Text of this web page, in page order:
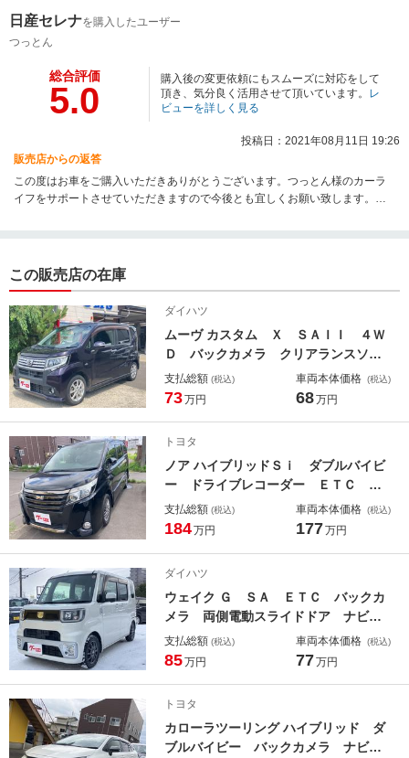
日産セレナを購入したユーザー
つっとん
総合評価
5.0
購入後の変更依頼にもスムーズに対応をして
頂き、気分良く活用させて頂いています。 レ
ビューを詳しく見る
投稿日：2021年08月11日 19:26
販売店からの返答
この度はお車をご購入いただきありがとうございます。つっとん様のカーラ
イフをサポートさせていただきますので今後とも宜しくお願い致します。ま
この販売店の在庫
ダイハツ
ムーヴ カスタム Ｘ ＳＡＩＩ ４Ｗ
Ｄ バックカメラ クリアランスソナ
ー 衝突被害軽減システム オートラ
イト ＬＥＤヘッドランプ スマート
難防止システム ＡＢＳ
支払総額 (税込)
73万円
車両本体価格 (税込)
68万円
トヨタ
ノア ハイブリッドＳｉ ダブルバイビ
ー ドライブレコーダー ＥＴＣ バ
ックカメラ ナビ ＴＶ オートクル
ーズコントロール レーンアシスト
ム ＬＥＤヘッドランプ スマートキ
ー
支払総額 (税込)
184万円
車両本体価格 (税込)
177万円
ダイハツ
ウェイク Ｇ ＳＡ ＥＴＣ バックカ
メラ 両側電動スライドドア ナビ
ＴＶ 衝突被害軽減システム オート
ライト ＬＥＤヘッドランプ スマー
ＣＶＴ
支払総額 (税込)
85万円
車両本体価格 (税込)
77万円
トヨタ
カローラツーリング ハイブリッド ダ
ブルバイビー バックカメラ ナビ